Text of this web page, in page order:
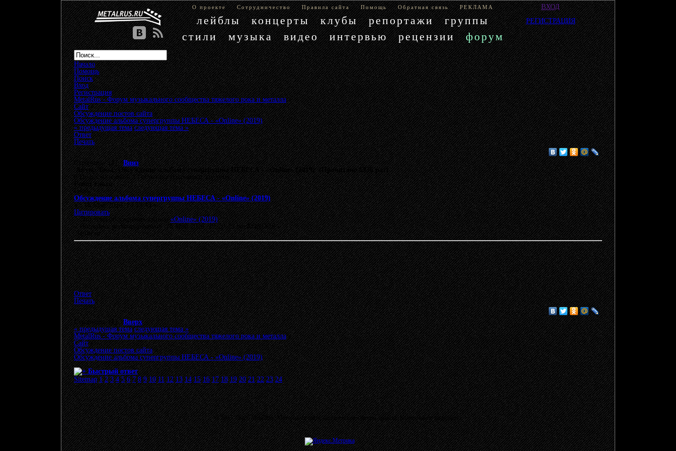
О проекте Сотрудничество Правила сайта Помощь Обратная связь РЕКЛАМА
лейблы концерты клубы репортажи
группы
стили
музыка видео интервью рецензии форум
ВХОД
РЕГИСТРАЦИЯ
Начало
Помощь
Поиск
Вход
Регистрация
MetalRus - Форум музыкального сообщества тяжелого рока и металла»
Сайт»
Обсуждение постов сайта»
Обсуждение альбома супергруппы НЕБЕСА - «Online» (2019)
« предыдущая тема следующая тема »
Ответ
Печать
Страницы: [1]Вниз
АвторТема: Обсуждение альбома супергруппы НЕБЕСА - «Online» (2019) (Прочитано 6336 раз)
0 Пользователей и 1 Гость просматривают эту тему.
Робот сайта
Гость
Обсуждение альбома супергруппы НЕБЕСА - «Online» (2019)
«:16 Май 2026, 14:53:43 »
Цитировать
Это тема обсуждения записи«Online» (2019).
«Последнее редактирование: 16 Май 2026, 19:20:29 от KONDOR»
Записан
Ответ
Печать
Страницы: [1]Вверх
« предыдущая тема следующая тема »
MetalRus - Форум музыкального сообщества тяжелого рока и металла»
Сайт»
Обсуждение постов сайта»
Обсуждение альбома супергруппы НЕБЕСА - «Online» (2019)
Быстрый ответ
Sitemap 1 2 3 4 5 6 7 8 9 10 11 12 13 14 15 16 17 18 19 20 21 22 23 24
© 2003 - 2026 MetalRus. Материалы сайта защищены авторским правом. Копирование запрещено.